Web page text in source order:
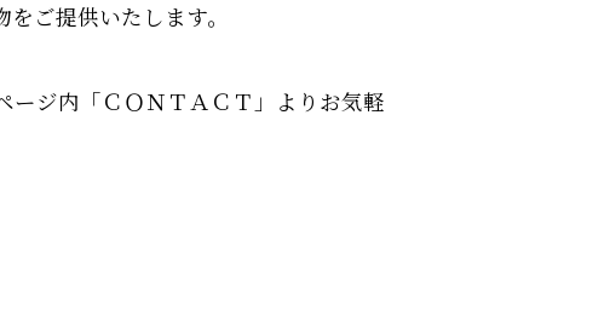
ご提供いたします。
ージ内「ＣＯＮＴＡＣＴ」よりお気軽